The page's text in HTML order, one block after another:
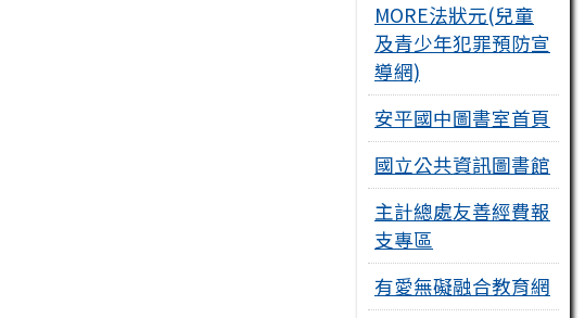
MORE法狀元(兒童
及青少年犯罪預防宣
導網)
安平國中圖書室首頁
國立公共資訊圖書館
主計總處友善經費報
支專區
有愛無礙融合教育網